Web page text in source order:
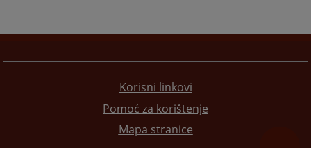
Korisni linkovi
Pomoć za korištenje
Mapa stranice